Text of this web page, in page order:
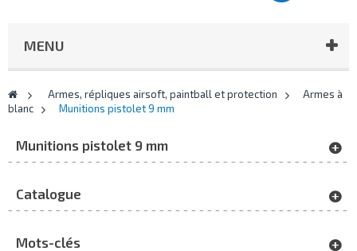
MENU
> Armes, répliques airsoft, paintball et protection >
Armes à
blanc
> Munitions pistolet 9 mm
Munitions pistolet 9 mm
Catalogue
Mots-clés